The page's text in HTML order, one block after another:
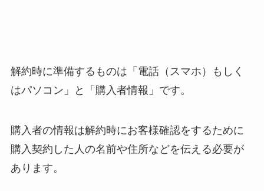
解約時に準備するものは「電話（スマホ）もしく
はパソコン」と「購入者情報」です。
購入者の情報は解約時にお客様確認をするために
購入契約した人の名前や住所などを伝える必要が
あります。